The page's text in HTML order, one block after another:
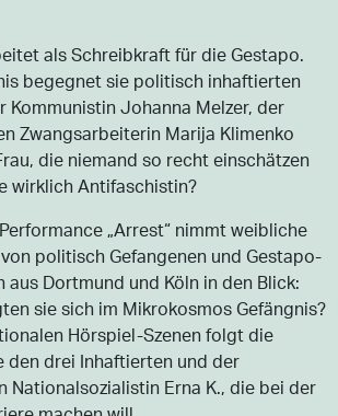
als Schreibkraft für die Gestapo.
begegnet sie politisch inhaftierten
Kommunistin Johanna Melzer, der
Zwangsarbeiterin Marija Klimenko
die niemand so recht einschätzen
wirklich Antifaschistin?
„Arrest“ nimmt weibliche
politisch Gefangenen und Gestapo-
aus Dortmund und Köln in den Blick:
sie sich im Mikrokosmos Gefängnis?
Hörspiel-Szenen folgt die
den drei Inhaftierten und der
Nationalsozialistin Erna K., die bei der